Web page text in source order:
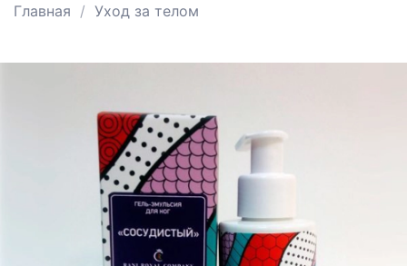
Главная Уход за телом